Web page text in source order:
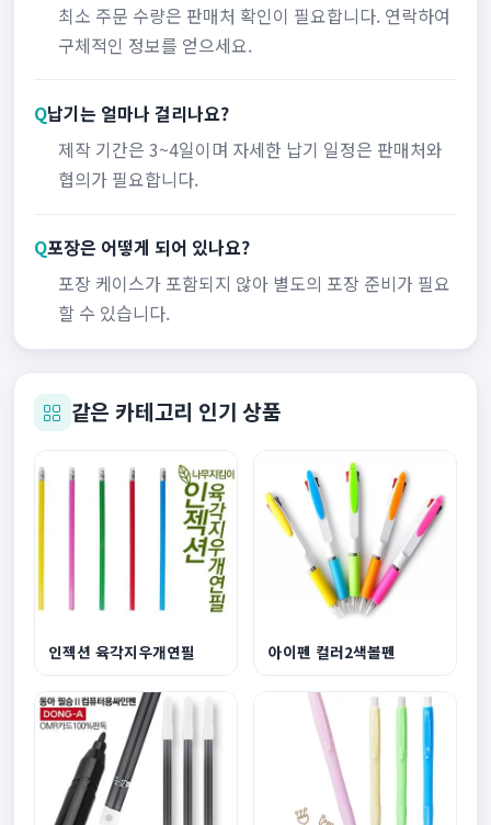
최소 주문 수량은 판매처 확인이 필요합니다. 연락하여
구체적인 정보를 얻으세요.
Q납기는 얼마나 걸리나요?
제작 기간은 3~4일이며 자세한 납기 일정은 판매처와
협의가 필요합니다.
Q포장은 어떻게 되어 있나요?
포장 케이스가 포함되지 않아 별도의 포장 준비가 필요
할 수 있습니다.
같은 카테고리 인기 상품
인젝션 육각지우개연필 아이펜 컬러2색볼펜